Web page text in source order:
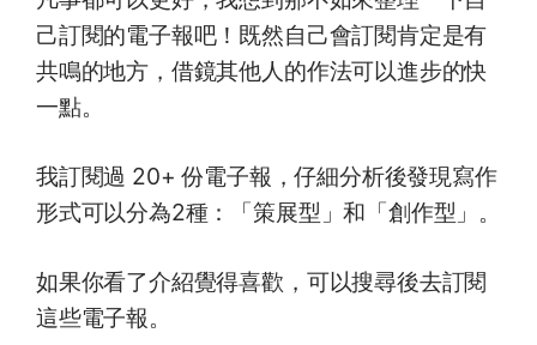
己訂閱的電子報吧！既然自己會訂閱肯定是有
共鳴的地方，借鏡其他人的作法可以進步的快
一點。
我訂閱過 20+ 份電子報，仔細分析後發現寫作
形式可以分為2種：「策展型」和「創作型」。
如果你看了介紹覺得喜歡，可以搜尋後去訂閱
這些電子報。